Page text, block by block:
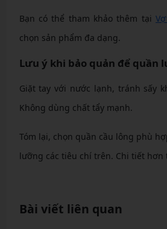
Bạn có thể tham khảo thêm tại
chọn sản phẩm đa dạng.
Lưu ý khi bảo quản để quần
Giặt tay với nước lạnh, tránh sấy
Không dùng chất tẩy mạnh.
Tóm lại, chọn quần cầu lông phù
lưỡng các tiêu chí trên. Chi tiết hơn
Bài viết liên quan